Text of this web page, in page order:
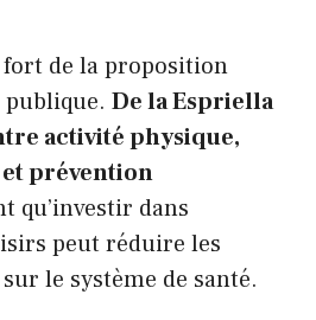
de la proposition
De la Espriella
activité physique,
prévention
qu’investir dans
peut réduire les
le système de santé.